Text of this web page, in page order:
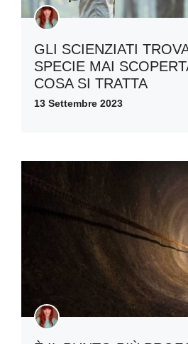
GLI SCIENZIATI
SPECIE MAI
COSA SI TRATTA
13 Settembre 2023